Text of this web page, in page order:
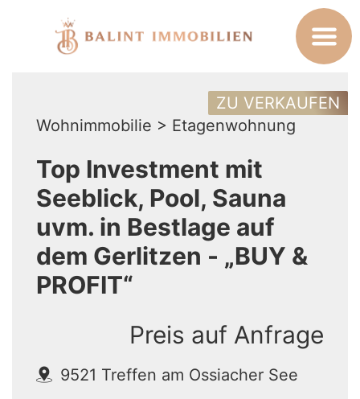
Wohnimmobilie > Etagenwohnung
ZU VERKAUFEN
Top Investment mit
Seeblick, Pool, Sauna
uvm. in Bestlage auf
dem Gerlitzen - „BUY &
PROFIT“
9521 Treffen am Ossiacher See
Preis auf Anfrage